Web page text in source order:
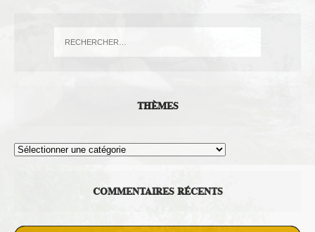
THÈMES
Thèmes
COMMENTAIRES RÉCENTS